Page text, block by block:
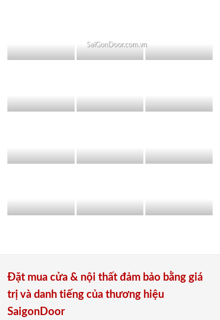
SaiGonDoor.com.vn
Đặt mua cửa & nội thất đảm bảo bằng giá
trị và danh tiếng của thương hiệu
SaigonDoor